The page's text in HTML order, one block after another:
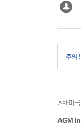
주의 !
AGM